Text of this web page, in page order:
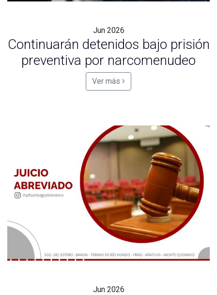
Jun 2026
Continuarán detenidos bajo prisión
preventiva por narcomenudeo
Ver más
Jun 2026